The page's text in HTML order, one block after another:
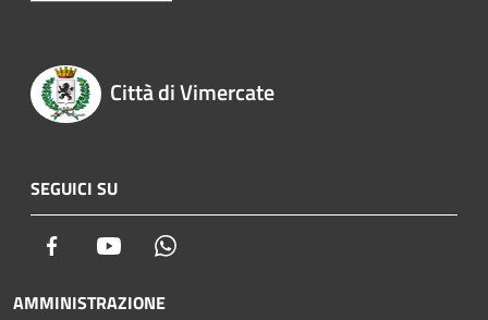
Città di Vimercate
SEGUICI SU
Facebook Youtube
AMMINISTRAZIONE